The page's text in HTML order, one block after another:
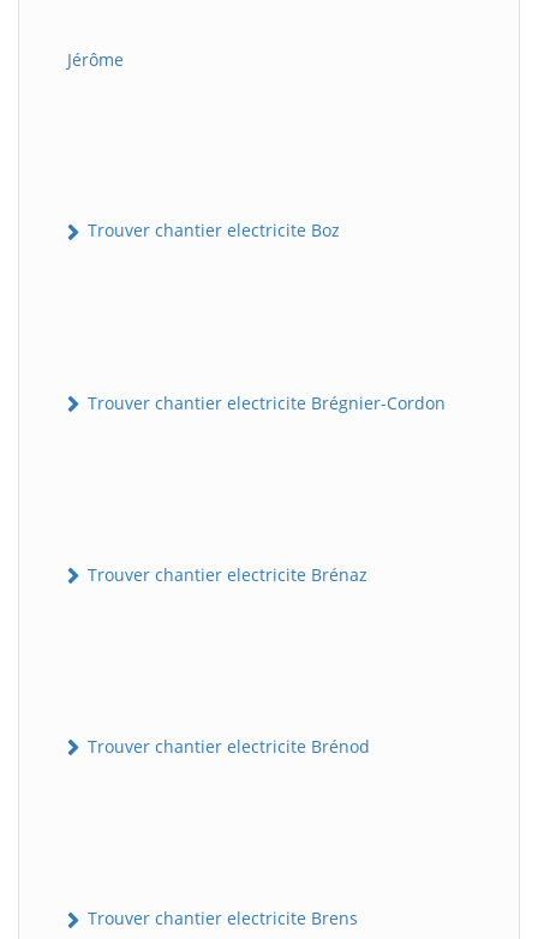
Jérôme
Trouver chantier electricite Boz
Trouver chantier electricite Brégnier-Cordon
Trouver chantier electricite Brénaz
Trouver chantier electricite Brénod
Trouver chantier electricite Brens